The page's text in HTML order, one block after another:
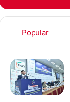
Popular